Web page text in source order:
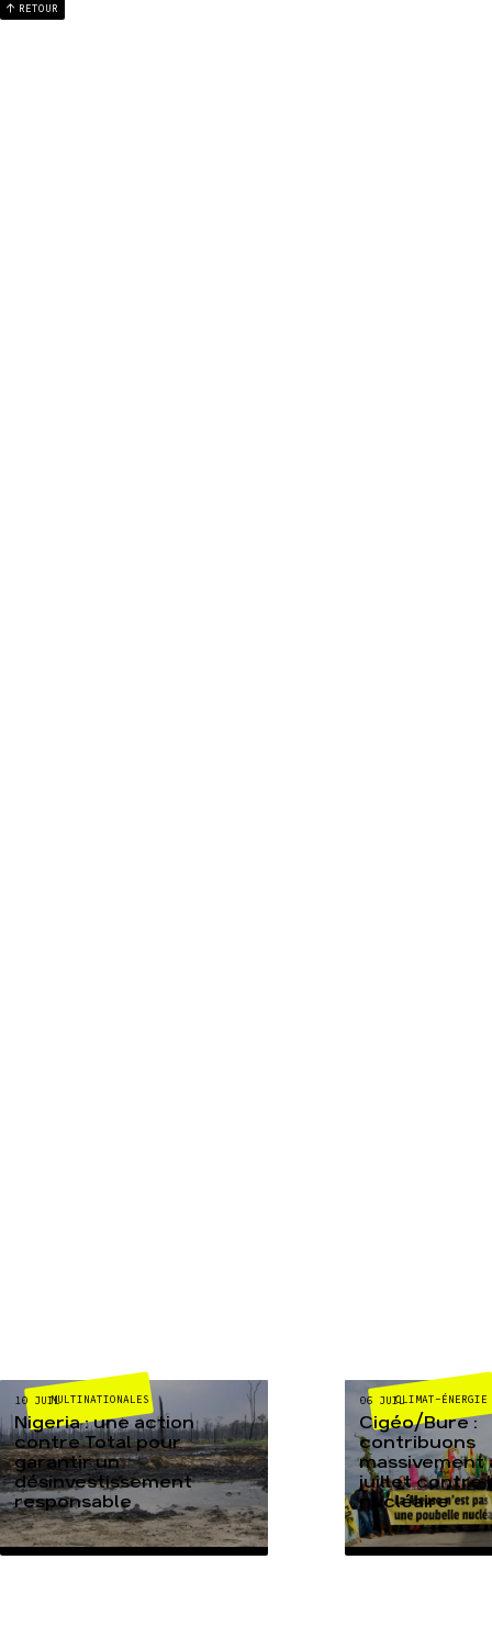
RETOUR
MULTINATIONALES
10 JUIL
Nigeria : une action
contre Total pour
garantir un
désinvestissement
responsable
CLIMAT-ÉNERGIE
06 JUIL
Cigéo/Bure :
contribuons
massivement
juillet contre
nucléaire